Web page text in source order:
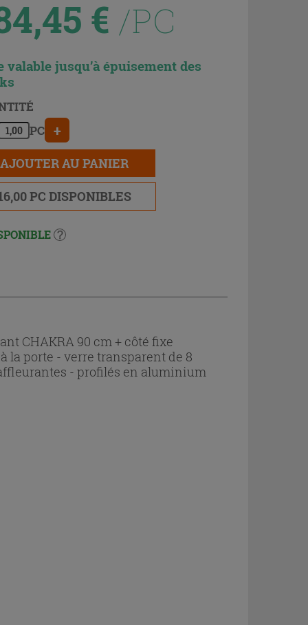
€ /PC
valable jusqu’à épuisement des
PC +
AJOUTER AU PANIER
PC DISPONIBLES
CHAKRA 90 cm + côté fixe
la porte - verre transparent de 8
- profilés en aluminium